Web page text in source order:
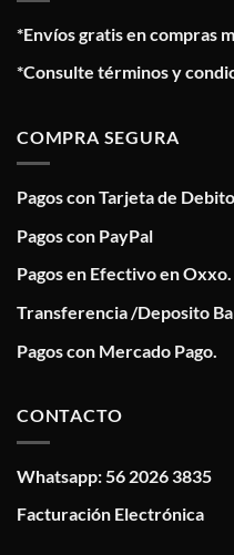
*Envíos gratis en compras
*Consulte términos y
COMPRA SEGURA
Pagos con Tarjeta de
Pagos con PayPal
Pagos en Efectivo en Oxxo.
Transferencia /Deposito
Pagos con Mercado Pago.
CONTACTO
Whatsapp: 56 2026 3835
Facturación Electrónica